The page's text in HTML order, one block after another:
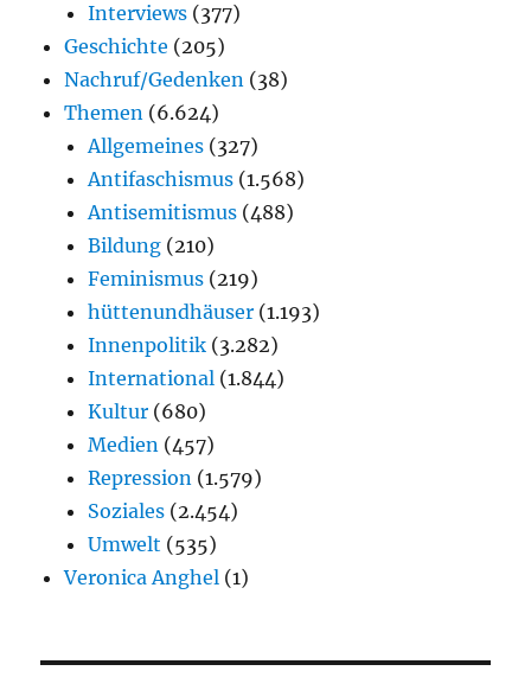
Interviews (377)
Geschichte (205)
Nachruf/Gedenken (38)
Themen (6.624)
Allgemeines (327)
Antifaschismus (1.568)
Antisemitismus (488)
Bildung (210)
Feminismus (219)
hüttenundhäuser (1.193)
Innenpolitik (3.282)
International (1.844)
Kultur (680)
Medien (457)
Repression (1.579)
Soziales (2.454)
Umwelt (535)
Veronica Anghel (1)